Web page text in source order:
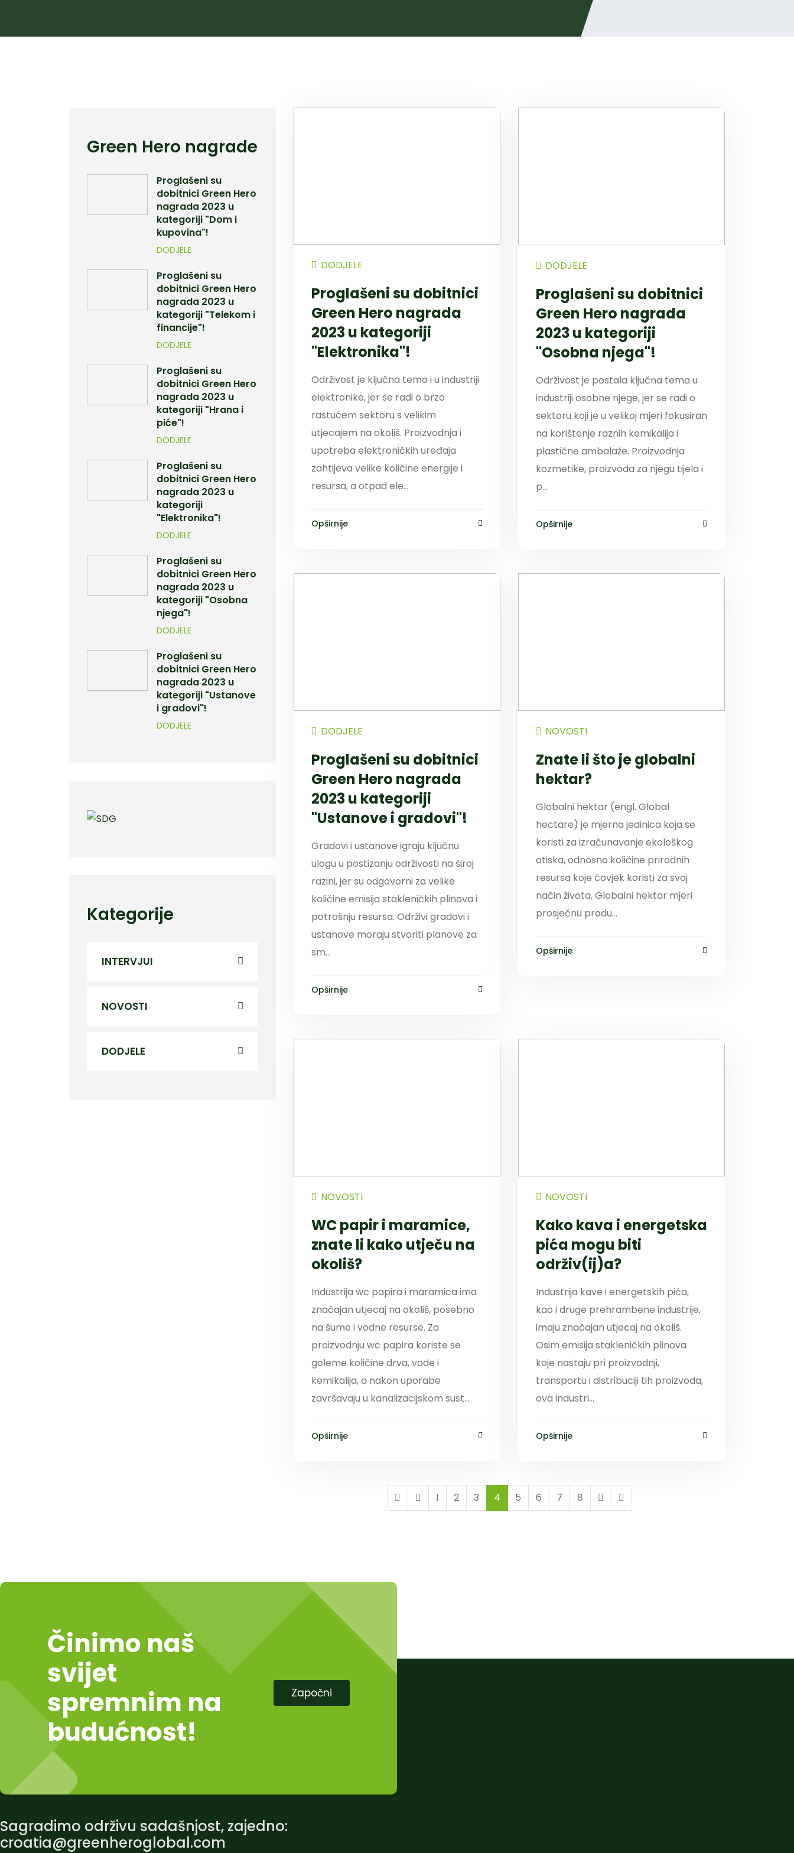
Green Hero nagrade
Proglašeni su
dobitnici Green Hero
nagrada 2023 u
kategoriji "Dom i
kupovina"!
DODJELE
Proglašeni su
dobitnici Green Hero
nagrada 2023 u
kategoriji "Telekom i
financije"!
DODJELE
Proglašeni su
dobitnici Green Hero
nagrada 2023 u
kategoriji "Hrana i
piće"!
DODJELE
Proglašeni su
dobitnici Green Hero
nagrada 2023 u
kategoriji
"Elektronika"!
DODJELE
Proglašeni su
dobitnici Green Hero
nagrada 2023 u
kategoriji "Osobna
njega"!
DODJELE
Proglašeni su
dobitnici Green Hero
nagrada 2023 u
kategoriji "Ustanove
i gradovi"!
DODJELE
Kategorije
INTERVJUI
NOVOSTI
DODJELE
DODJELE
Proglašeni su dobitnici
Green Hero nagrada
2023 u kategoriji
"Elektronika"!
Održivost je ključna tema i u industriji
elektronike, jer se radi o brzo
rastućem sektoru s velikim
utjecajem na okoliš. Proizvodnja i
upotreba elektroničkih uređaja
zahtijeva velike količine energije i
resursa, a otpad ele...
Opširnije
DODJELE
Proglašeni su dobitnici
Green Hero nagrada
2023 u kategoriji
"Osobna njega"!
Održivost je postala ključna tema u
industriji osobne njege, jer se radi o
sektoru koji je u velikoj mjeri fokusiran
na korištenje raznih kemikalija i
plastične ambalaže. Proizvodnja
kozmetike, proizvoda za njegu tijela i
p...
Opširnije
DODJELE
Proglašeni su dobitnici
Green Hero nagrada
2023 u kategoriji
"Ustanove i gradovi"!
Gradovi i ustanove igraju ključnu
ulogu u postizanju održivosti na široj
razini, jer su odgovorni za velike
količine emisija stakleničkih plinova i
potrošnju resursa. Održivi gradovi i
ustanove moraju stvoriti planove za
sm...
Opširnije
NOVOSTI
Znate li što je globalni
hektar?
Globalni hektar (engl. Global
hectare) je mjerna jedinica koja se
koristi za izračunavanje ekološkog
otiska, odnosno količine prirodnih
resursa koje čovjek koristi za svoj
način života. Globalni hektar mjeri
prosječnu produ...
Opširnije
NOVOSTI
WC papir i maramice,
znate li kako utječu na
okoliš?
Industrija wc papira i maramica ima
značajan utjecaj na okoliš, posebno
na šume i vodne resurse. Za
proizvodnju wc papira koriste se
goleme količine drva, vode i
kemikalija, a nakon uporabe
završavaju u kanalizacijskom sust...
Opširnije
NOVOSTI
Kako kava i energetska
pića mogu biti
održiv(ij)a?
Industrija kave i energetskih pića,
kao i druge prehrambene industrije,
imaju značajan utjecaj na okoliš.
Osim emisija stakleničkih plinova
koje nastaju pri proizvodnji,
transportu i distribuciji tih proizvoda,
ova industri...
Opširnije
1 2 3 4 5 6 7 8
Činimo naš
svijet
spremnim na
budućnost!
Započni
Sagradimo održivu sadašnjost, zajedno:
croatia@greenheroglobal.com